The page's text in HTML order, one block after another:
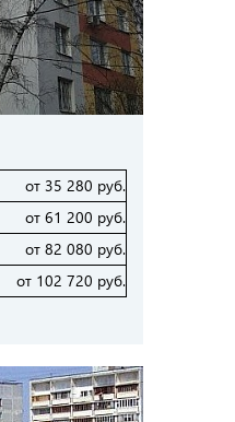
от 35 280 руб.
от 61 200 руб.
от 82 080 руб.
от 102 720 руб.